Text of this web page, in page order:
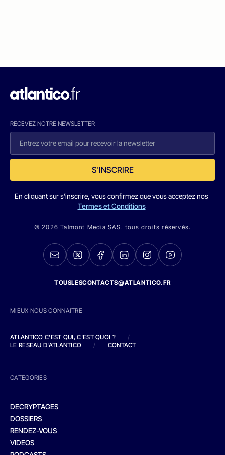
RECEVEZ NOTRE NEWSLETTER
S'INSCRIRE
En cliquant sur s'inscrire, vous confirmez que vous acceptez nos
Termes et Conditions
© 2026 Talmont Media SAS. tous droits réservés.
TOUSLESCONTACTS@ATLANTICO.FR
MIEUX NOUS CONNAITRE
ATLANTICO C'EST QUI, C'EST QUOI ?
/
LE RESEAU D'ATLANTICO
/ CONTACT
CATEGORIES
DECRYPTAGES
DOSSIERS
RENDEZ-VOUS
VIDEOS